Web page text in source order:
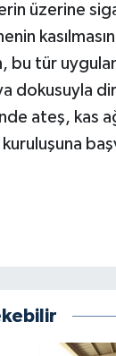
üzerine
tür
dokusuyla
ateş, kas